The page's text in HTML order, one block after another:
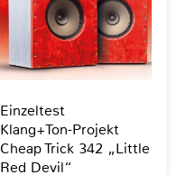
Einzeltest
Klang+Ton-Projekt
Cheap Trick 342 „Little
Red Devil“